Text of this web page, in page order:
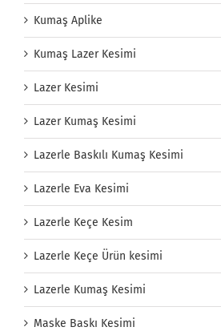
Kumaş Aplike
Kumaş Lazer Kesimi
Lazer Kesimi
Lazer Kumaş Kesimi
Lazerle Baskılı Kumaş Kesimi
Lazerle Eva Kesimi
Lazerle Keçe Kesim
Lazerle Keçe Ürün kesimi
Lazerle Kumaş Kesimi
Maske Baskı Kesimi